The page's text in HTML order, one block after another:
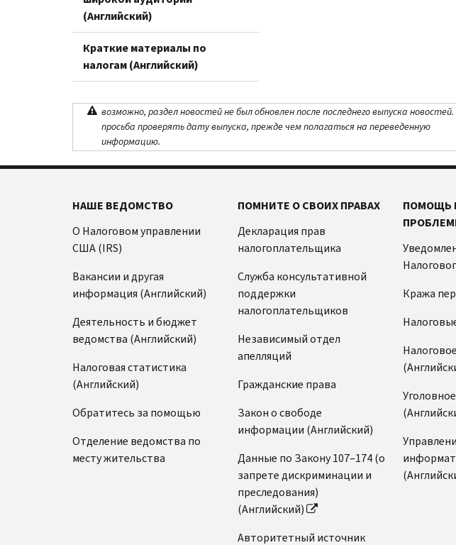
(Английский)
Краткие материалы по
налогам (Английский)
возможно, раздел новостей не был обновлен после последнего выпуска новостей.
просьба проверять дату выпуска, прежде чем полагаться на переведенную
информацию.
НАШЕ ВЕДОМСТВО
О Налоговом управлении
США (IRS)
Вакансии и другая
информация (Английский)
Деятельность и бюджет
ведомства (Английский)
Налоговая статистика
(Английский)
Обратитесь за помощью
Отделение ведомства по
месту жительства
ПОМНИТЕ О СВОИХ ПРАВАХ
Декларация прав
налогоплательщика
Служба консультативной
поддержки
налогоплательщиков
Независимый отдел
апелляций
Гражданские права
Закон о свободе
информации (Английский)
Данные по Закону 107–174 (о
запрете дискриминации и
преследования)
(Английский)
Авторитетный источник
ПОМОЩЬ
Кража